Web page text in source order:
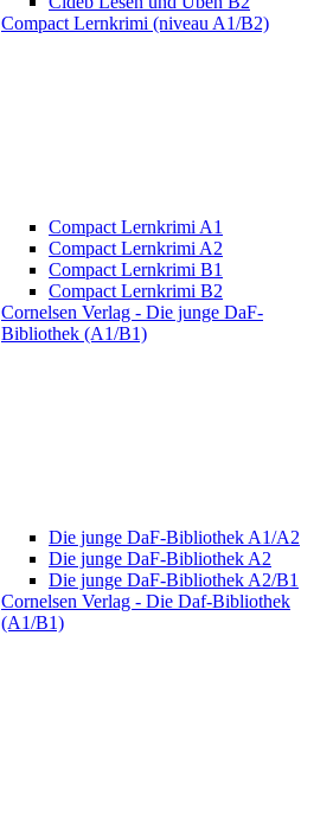
Compact Lernkrimi (niveau A1/B2)
Compact Lernkrimi A1
Compact Lernkrimi A2
Compact Lernkrimi B1
Compact Lernkrimi B2
Cornelsen Verlag - Die junge DaF-
Bibliothek (A1/B1)
Die junge DaF-Bibliothek A1/A2
Die junge DaF-Bibliothek A2
Die junge DaF-Bibliothek A2/B1
Cornelsen Verlag - Die Daf-Bibliothek
(A1/B1)